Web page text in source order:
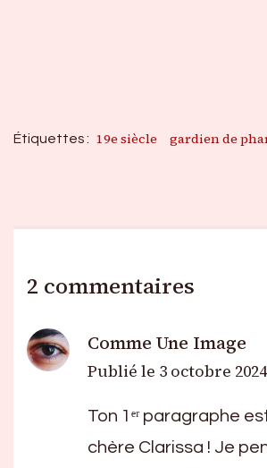
Étiquettes : 19e siècle gardien de
2 commentaires
Comme Une Image
Publié le 3 octobre
Ton 1ᵉʳ paragraphe
chère Clarissa ! Je